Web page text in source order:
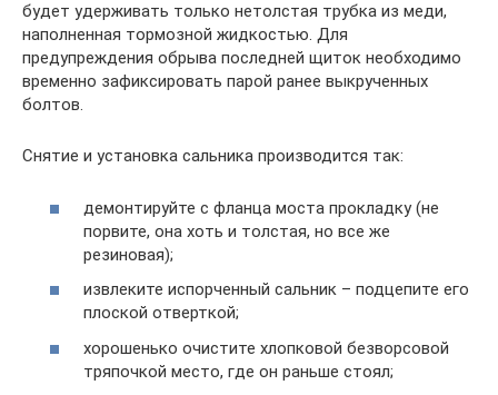
будет удерживать только нетолстая трубка из меди,
наполненная тормозной жидкостью. Для
предупреждения обрыва последней щиток необходимо
временно зафиксировать парой ранее выкрученных
болтов.
Снятие и установка сальника производится так:
демонтируйте с фланца моста прокладку (не
порвите, она хоть и толстая, но все же
резиновая);
извлеките испорченный сальник – подцепите его
плоской отверткой;
хорошенько очистите хлопковой безворсовой
тряпочкой место, где он раньше стоял;